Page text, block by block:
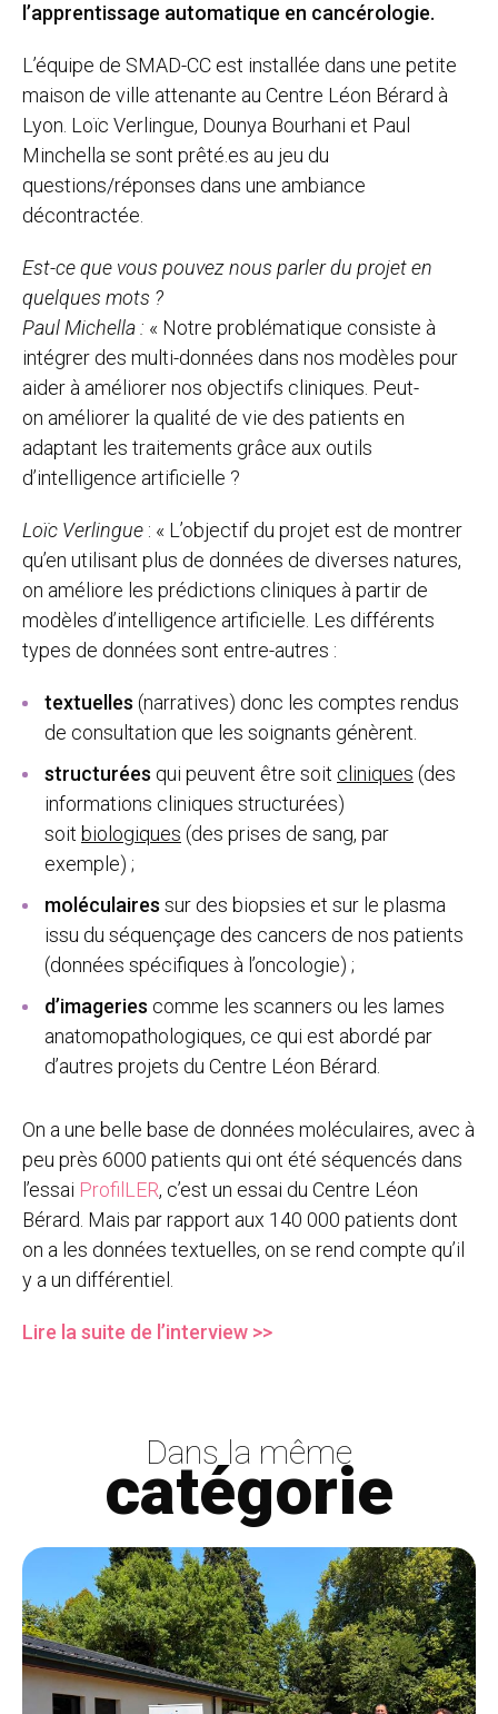
l’apprentissage automatique en cancérologie.
L’équipe de SMAD-CC est installée dans une petite
maison de ville attenante au Centre Léon Bérard à
Lyon. Loïc Verlingue, Dounya Bourhani et Paul
Minchella se sont prêté.es au jeu du
questions/réponses dans une ambiance
décontractée.
Est-ce que vous pouvez nous parler du projet en
quelques mots ?
Paul Michella : « Notre problématique consiste à
intégrer des multi-données dans nos modèles pour
aider à améliorer nos objectifs cliniques. Peut-
on améliorer la qualité de vie des patients en
adaptant les traitements grâce aux outils
d’intelligence artificielle ?
Loïc Verlingue : « L’objectif du projet est de montrer
qu’en utilisant plus de données de diverses natures,
on améliore les prédictions cliniques à partir de
modèles d’intelligence artificielle. Les différents
types de données sont entre-autres :
textuelles (narratives) donc les comptes rendus
de consultation que les soignants génèrent.
structurées qui peuvent être soit cliniques (des
informations cliniques structurées)
soit biologiques (des prises de sang, par
exemple) ;
moléculaires sur des biopsies et sur le plasma
issu du séquençage des cancers de nos patients
(données spécifiques à l’oncologie) ;
d’imageries comme les scanners ou les lames
anatomopathologiques, ce qui est abordé par
d’autres projets du Centre Léon Bérard.
On a une belle base de données moléculaires, avec à
peu près 6000 patients qui ont été séquencés dans
l’essai ProfilLER, c’est un essai du Centre Léon
Bérard. Mais par rapport aux 140 000 patients dont
on a les données textuelles, on se rend compte qu’il
y a un différentiel.
Lire la suite de l’interview >>
Dans la même
catégorie